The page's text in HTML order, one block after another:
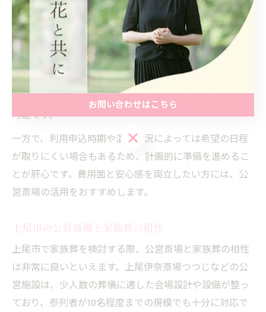
実際に公営斎場を利用した場合、通夜や告別式など必要
な基本プランだけでなく、火葬場と併設されていること
が多いため移動費用も抑えやすい点がメリットです。特
に10名程度の小規模な家族葬では、無駄なオプションを
省き、ご希望に合わせたシンプルな流れで進めることが
可能です。
一方で、利用申込時期や混雑状況によっては希望の日程
が取りにくい場合もあるため、計画的に準備を進めるこ
とが肝心です。費用面と安心感を両立したい方には、公
営斎場の活用をおすすめします。
上尾市で家族葬を検討する際、公営斎場と家族葬の相性
は非常に良いといえます。上尾伊奈斎場つつじなどの公
営施設は、少人数の葬儀に適した会場設計や設備が整っ
ており、参列者が10名程度までの規模でも十分に対応で
お問い合わせはこちら
お問い合わせはこちら